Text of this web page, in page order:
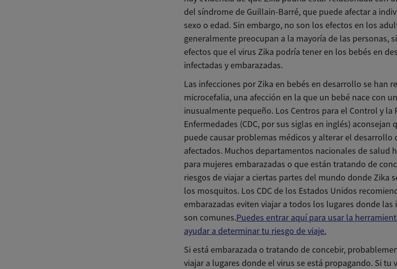
del síndrome de Guillain-Barré, que puede afectar a
sexo o edad. Sin embargo, no son los efectos en los
generalmente preocupan a la mayoría de las personas,
efectos que el virus Zika podría tener en los bebés en
infectadas y embarazadas.
Las infecciones por Zika en bebés en desarrollo se han
microcefalia, una afección en la que un bebé nace con
inusualmente pequeño. Los Centros para el Control y la
Enfermedades (CDC, por sus siglas en inglés) aconsejan
puede causar problemas médicos y alterar el desarrollo
afectados. Muchos departamentos nacionales de salud
para mujeres embarazadas o que están tratando de
riesgos de viajar a ciertas partes del mundo donde Zika
los mosquitos. Los CDC de los Estados Unidos
embarazadas eviten viajar a todos los lugares donde las
son comunes.Puedes entrar aquí para usar la
ayudar a determinar tu riesgo de viaje.
Si está embarazada o tratando de concebir,
viajar a lugares donde el virus se está propagando. Si tu